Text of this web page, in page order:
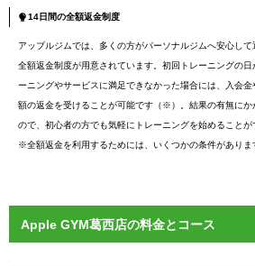
14日間の全額返金制度
アップルジムでは、多くの方がパーソナルジムへ安心し
全額返金制度が用意されています。初回トレーニングの
ーニングやサービスに満足できなかった場合には、入会
額の返金を受けることが可能です（※）。結果の有無にか
ので、初心者の方でも気軽にトレーニングを始めることが
※全額返金を利用するためには、いくつかの条件がありま
Apple GYM葛西店の料金とコース